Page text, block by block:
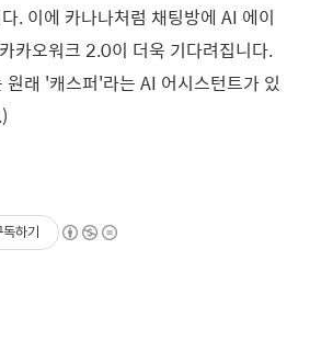
. 이에 카나나처럼 채팅방에 AI 에이
카오워크 2.0이 더욱 기다려집니다.
원래 '캐스퍼'라는 AI 어시스턴트가 있
하기